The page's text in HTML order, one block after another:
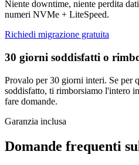
Niente downtime, niente perdita
numeri NVMe + LiteSpeed.
Richiedi migrazione gratuita
30 giorni soddisfatti o
Provalo per 30 giorni interi. Se per
soddisfatto, ti rimborsiamo l'intero
fare domande.
Garanzia inclusa
Domande frequenti